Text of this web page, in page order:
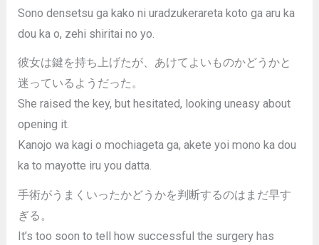
Sono densetsu ga kako ni uradzukerareta koto ga aru ka
dou ka o, zehi shiritai no yo.
彼女は鍵を持ち上げたが、あけてよいものかどうかと
迷っているようだった。
She raised the key, but hesitated, looking uneasy about
opening it.
Kanojo wa kagi o mochiageta ga, akete yoi mono ka dou
ka to mayotte iru you datta.
手術がうまくいったかどうかを判断するのはまだ早す
ぎる。
It’s too soon to tell how successful the surgery has